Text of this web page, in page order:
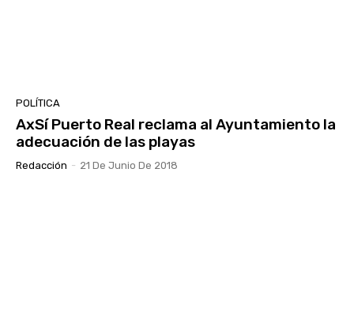
POLÍTICA
AxSí Puerto Real reclama al Ayuntamiento la
adecuación de las playas
Redacción - 21 De Junio De 2018